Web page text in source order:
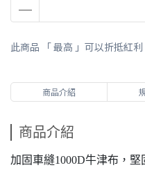
此商品 「 最高 」可以折抵紅利
商品介紹
商品介紹
加固車縫1000D牛津布，堅